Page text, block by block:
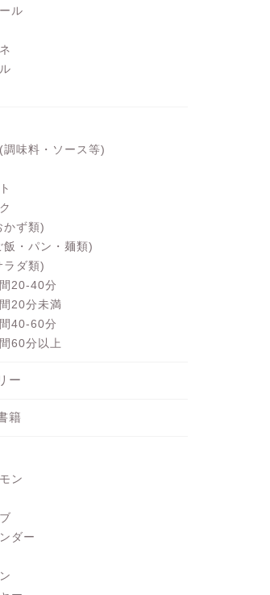
ル
調味料・ソース等)
かず類)
飯・パン・麺類)
ラダ類)
20-40分
20分未満
40-60分
60分以上
ー
籍
ン
ダー